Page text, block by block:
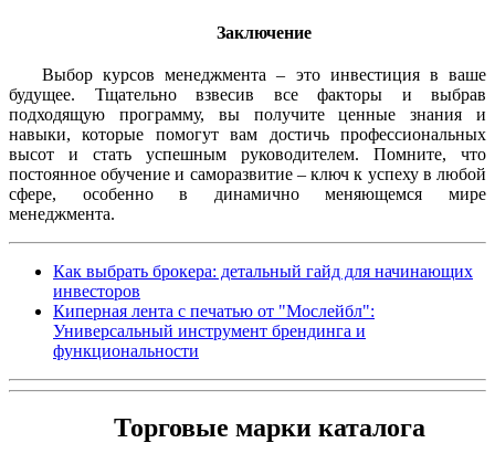
Заключение
Выбор курсов менеджмента – это инвестиция в ваше
будущее. Тщательно взвесив все факторы и выбрав
подходящую программу, вы получите ценные знания и
навыки, которые помогут вам достичь профессиональных
высот и стать успешным руководителем. Помните, что
постоянное обучение и саморазвитие – ключ к успеху в любой
сфере, особенно в динамично меняющемся мире
менеджмента.
Как выбрать брокера: детальный гайд для начинающих
инвесторов
Киперная лента с печатью от "Мослейбл":
Универсальный инструмент брендинга и
функциональности
Торговые марки каталога